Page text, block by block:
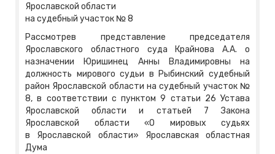
Ярославской области
на судебный участок № 8
Рассмотрев представление председателя
Ярославского областного суда Крайнова А.А. о
назначении Юришинец Анны Владимировны на
должность мирового судьи в Рыбинский судебный
район Ярославской области на судебный участок №
8, в соответствии с пунктом 9 статьи 26 Устава
Ярославской области и статьей 7 Закона
Ярославской области «О мировых судьях
в Ярославской области» Ярославская областная
Дума